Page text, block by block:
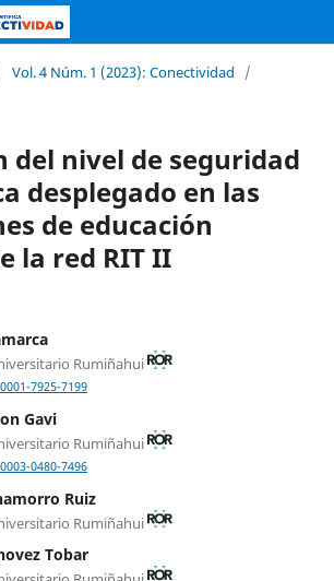
Vol. 4 Núm. 1 (2023): Conectividad
/
del nivel de seguridad
desplegado en las
de educación
la red RIT II
Rumiñahui
7925-7199
Gavi
Rumiñahui
0480-7496
Ruiz
Rumiñahui
Tobar